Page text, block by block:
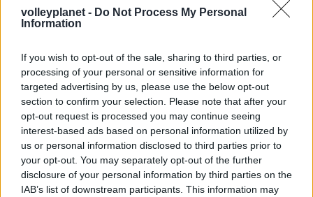
volleyplanet - Do Not Process My Personal
Information
If you wish to opt-out of the sale, sharing to third parties, or
processing of your personal or sensitive information for
targeted advertising by us, please use the below opt-out
section to confirm your selection. Please note that after your
opt-out request is processed you may continue seeing
interest-based ads based on personal information utilized by
us or personal information disclosed to third parties prior to
your opt-out. You may separately opt-out of the further
disclosure of your personal information by third parties on the
IAB’s list of downstream participants. This information may
ιστορία
ΗΛΙΑΣ ΠΑΠΑΪΩΑΝΝΟΥ
08/03/2026
Αναγνώριση και σεβασμός
οι σημαντικότερες νίκες του
Α.Ο. Θήρας